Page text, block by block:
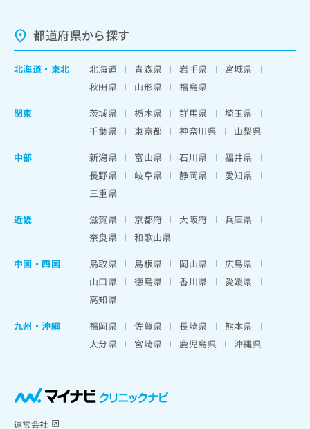
都道府県から探す
北海道 ・ 東北 北海道 青森県 岩手県
宮城県
秋田県
山形県
福島県
関東
茨城県 栃木県 群馬県
埼玉県
千葉県
東京都 神奈川県
山梨県
中部
新潟県 富山県 石川県
福井県
長野県
岐阜県 静岡県
愛知県
三重県
近畿
滋賀県 京都府 大阪府
兵庫県
奈良県
和歌山県
中国・四国
鳥取県 島根県 岡山県
広島県
山口県
徳島県 香川県
愛媛県
高知県
九州・沖縄
福岡県 佐賀県 長崎県
熊本県
大分県
宮崎県 鹿児島県 沖縄県
運営会社